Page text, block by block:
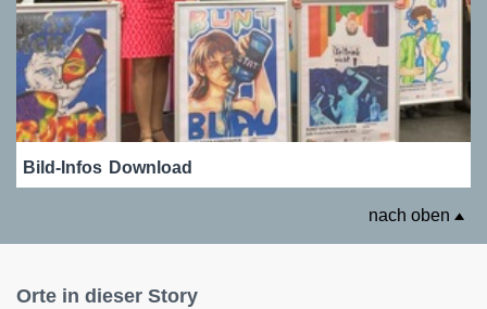
Bild-Infos Download
nach oben
Orte in dieser Story